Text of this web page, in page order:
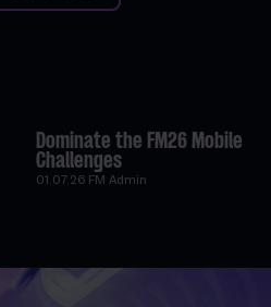
Dominate the FM26 Mobile
Challenges
01.07.26 FM Admin